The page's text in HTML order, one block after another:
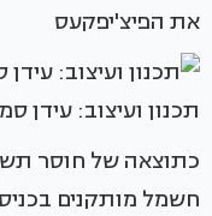
את הפיצ'יפקעס
‏‏תכנון ועיצוב: עידן
כתוצאה של חוסר
חשמל מותקנים